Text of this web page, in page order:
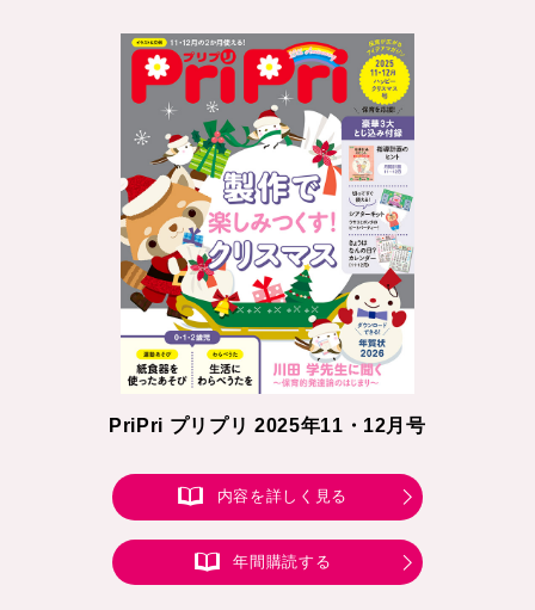
PriPri プリプリ 2025年11・12月号
内容を詳しく見る
年間購読する